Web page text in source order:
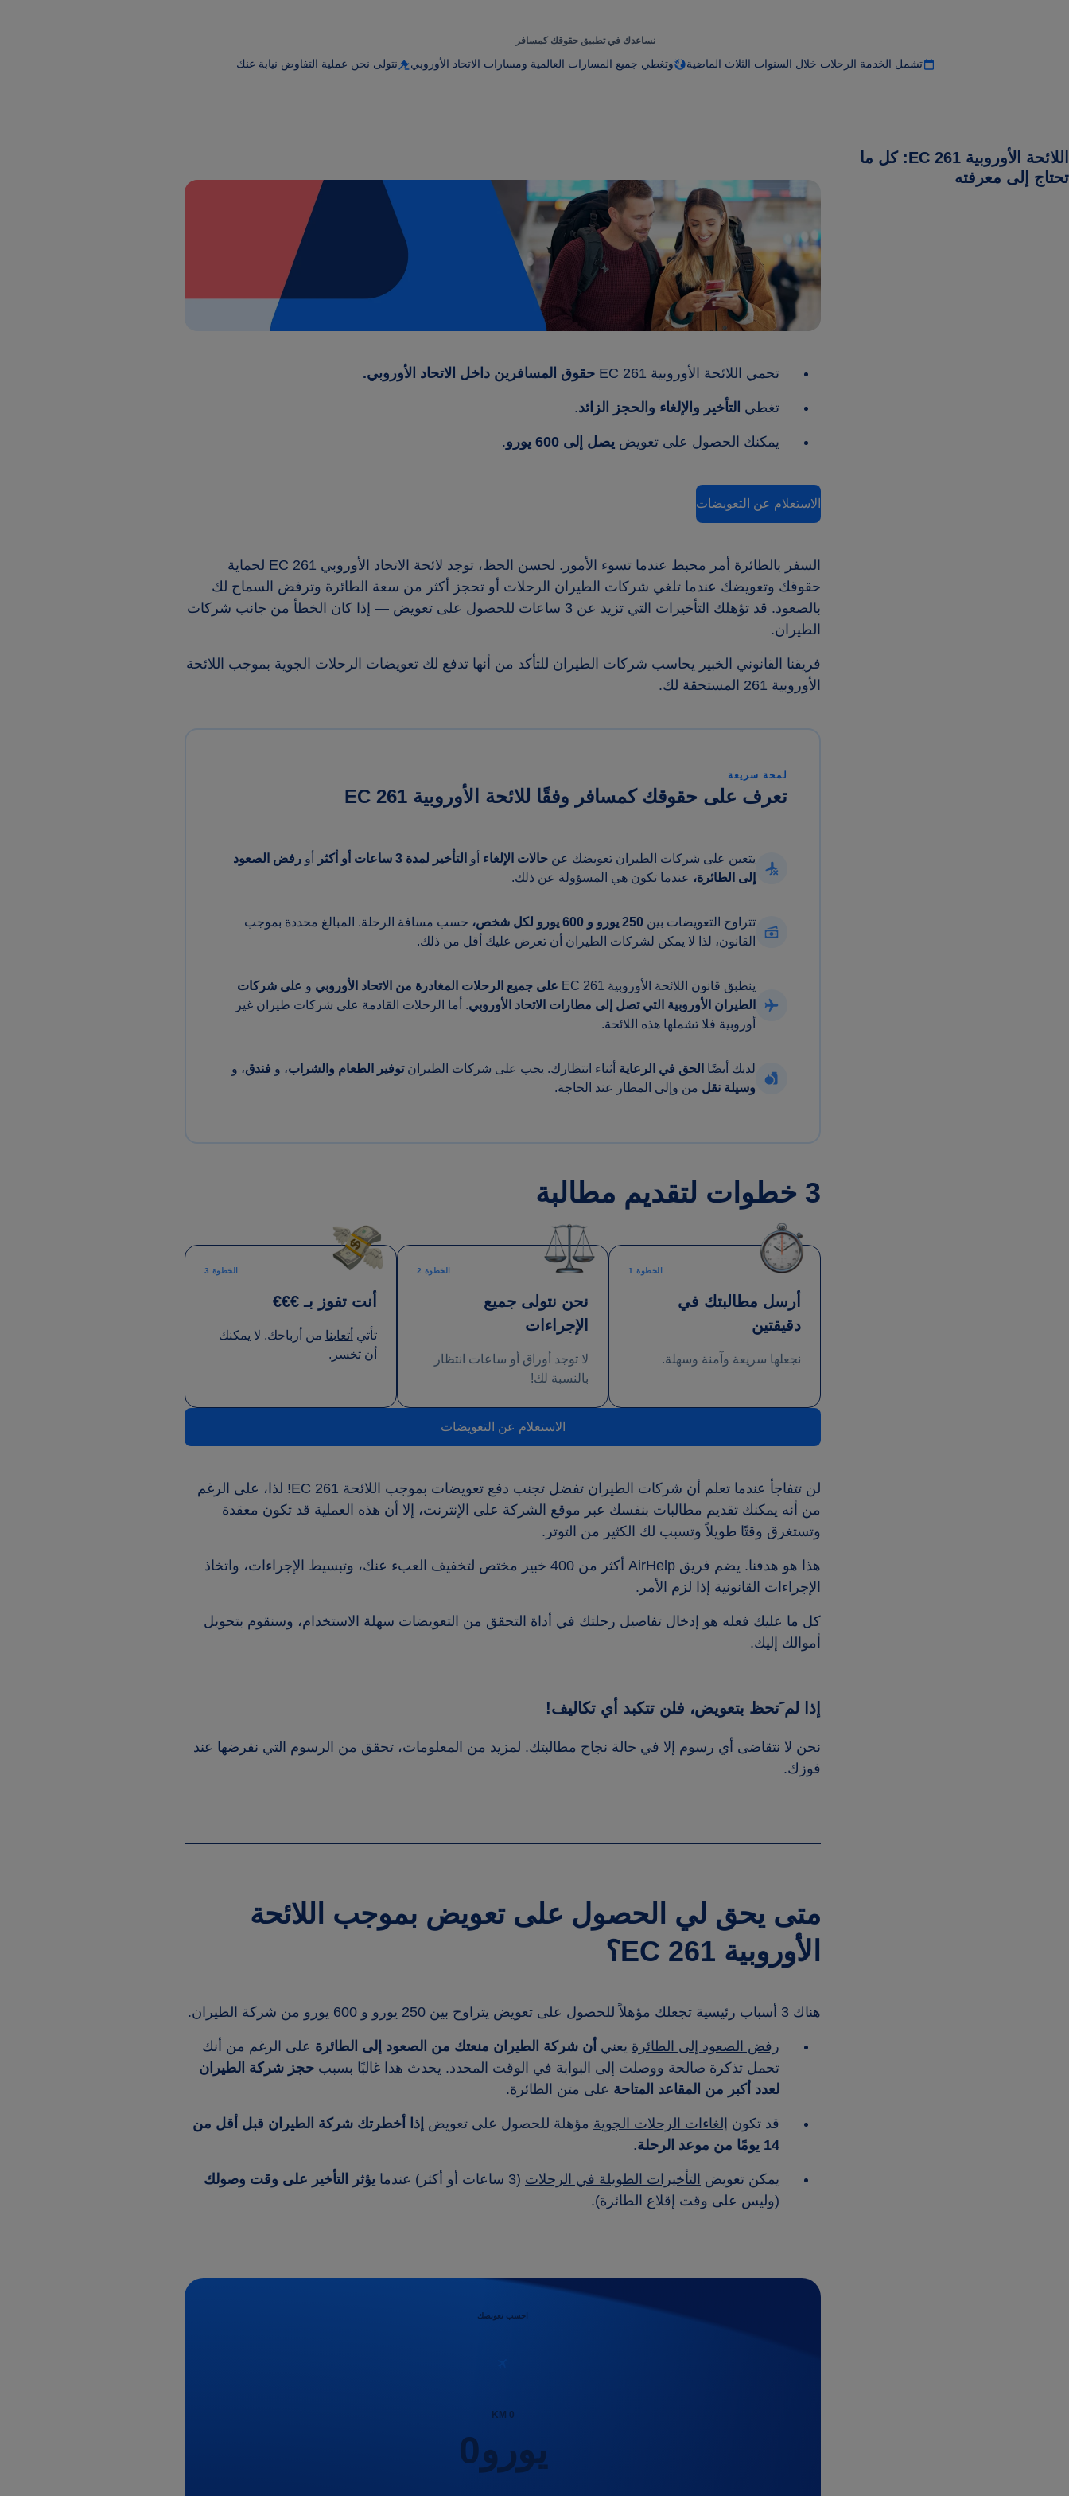
نساعدك في تطبيق حقوقك كمسافر
تشمل الخدمة الرحلات خلال السنوات الثلاث الماضية وتغطي جميع المسارات العالمية ومسارات الاتحاد الأوروبي نتولى نحن عملية التفاوض نيابة عنك
اللائحة الأوروبية EC 261: كل ما
تحتاج إلى معرفته
تحمي اللائحة الأوروبية EC 261 حقوق المسافرين داخل الاتحاد الأوروبي.
تغطي التأخير والإلغاء والحجز الزائد.
يمكنك الحصول على تعويض يصل إلى 600 يورو .
الاستعلام عن التعويضات
السفر بالطائرة أمر محبط عندما تسوء الأمور. لحسن الحظ، توجد لائحة الاتحاد الأوروبي EC 261 لحماية
حقوقك وتعويضك عندما تلغي شركات الطيران الرحلات أو تحجز أكثر من سعة الطائرة وترفض السماح لك
بالصعود. قد تؤهلك التأخيرات التي تزيد عن 3 ساعات للحصول على تعويض — إذا كان الخطأ من جانب شركات
الطيران.
فريقنا القانوني الخبير يحاسب شركات الطيران للتأكد من أنها تدفع لك تعويضات الرحلات الجوية بموجب اللائحة
الأوروبية 261 المستحقة لك.
لمحة سريعة
تعرف على حقوقك كمسافر وفقًا للائحة الأوروبية EC 261
يتعين على شركات الطيران تعويضك عن حالات الإلغاء أو التأخير لمدة 3 ساعات أو أكثر أو رفض الصعود
إلى الطائرة، عندما تكون هي المسؤولة عن ذلك.
تتراوح التعويضات بين 250 يورو و 600 يورو لكل شخص،
حسب مسافة الرحلة. المبالغ محددة بموجب
القانون، لذا لا يمكن لشركات الطيران أن تعرض عليك أقل من ذلك.
ينطبق قانون اللائحة الأوروبية EC 261 على جميع الرحلات المغادرة من الاتحاد الأوروبي و على شركات
الطيران الأوروبية التي تصل إلى مطارات الاتحاد الأوروبي. أما الرحلات القادمة على شركات طيران غير
أوروبية فلا تشملها هذه اللائحة.
لديك أيضًا الحق في الرعاية أثناء انتظارك. يجب على شركات الطيرانتوفير الطعام والشراب، و فندق، و
وسيلة نقل من وإلى المطار عند الحاجة.
3 خطوات لتقديم مطالبة
الخطوة 1
أرسل مطالبتك في
دقيقتين
نجعلها سريعة وآمنة وسهلة.
الخطوة 2
نحن نتولى جميع
الإجراءات
لا توجد أوراق أو ساعات انتظار
بالنسبة لك!
الخطوة 3
أنت تفوز بـ €€€
تأتي أتعابنا من أرباحك. لا يمكنك
أن تخسر.
الاستعلام عن التعويضات
لن تتفاجأ عندما تعلم أن شركات الطيران تفضل تجنب دفع تعويضات بموجب اللائحة EC 261! لذا، على الرغم
من أنه يمكنك تقديم مطالبات بنفسك عبر موقع الشركة على الإنترنت، إلا أن هذه العملية قد تكون معقدة
وتستغرق وقتًا طويلاً وتسبب لك الكثير من التوتر.
هذا هو هدفنا. يضم فريق AirHelp أكثر من 400 خبير مختص لتخفيف العبء عنك، وتبسيط الإجراءات، واتخاذ
الإجراءات القانونية إذا لزم الأمر.
كل ما عليك فعله هو إدخال تفاصيل رحلتك في أداة التحقق من التعويضات سهلة الاستخدام، وسنقوم بتحويل
أموالك إليك.
إذا لم َتحظ بتعويض، فلن تتكبد أي تكاليف!
نحن لا نتقاضى أي رسوم إلا في حالة نجاح مطالبتك. لمزيد من المعلومات، تحقق من الرسوم التي نفرضها عند
فوزك.
متى يحق لي الحصول على تعويض بموجب اللائحة
الأوروبية EC 261؟
هناك 3 أسباب رئيسية تجعلك مؤهلاً للحصول على تعويض يتراوح بين 250 يورو و 600 يورو من شركة الطيران.
رفض الصعود إلى الطائرة يعني أن شركة الطيران منعتك من الصعود إلى الطائرة على الرغم من أنك
تحمل تذكرة صالحة ووصلت إلى البوابة في الوقت المحدد. يحدث هذا غالبًا بسبب حجز شركة الطيران
لعدد أكبر من المقاعد المتاحة على متن الطائرة.
قد تكون إلغاءات الرحلات الجوية مؤهلة للحصول على تعويض إذا أخطرتك شركة الطيران قبل أقل من
14 يومًا من موعد الرحلة
.
يمكن تعويض التأخيرات الطويلة في الرحلات (3 ساعات أو أكثر) عندما
يؤثر التأخير على وقت وصولك
(وليس على وقت إقلاع الطائرة).
احسب تعويضك
0
يورو0